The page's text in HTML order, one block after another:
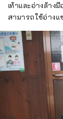
เท้าและอ่างล้า
สามารถใช้อ่างแ